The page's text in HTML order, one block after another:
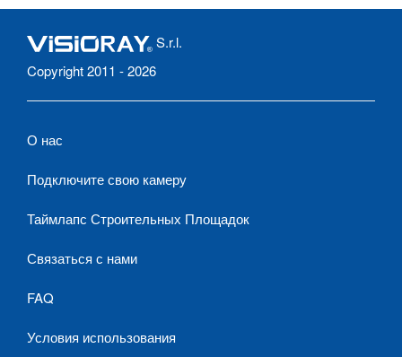
S.r.l.
Copyright 2011 - 2026
О нас
Подключите свою камеру
Таймлапс Строительных Площадок
Связаться с нами
FAQ
Условия использования